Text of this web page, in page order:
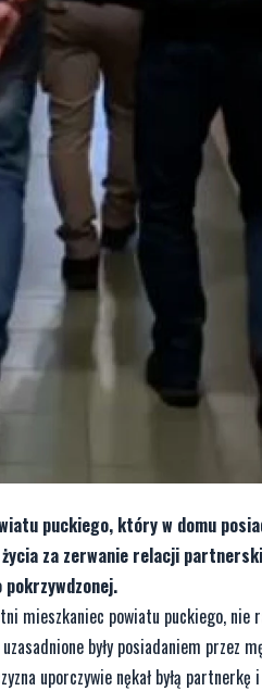
puckiego, który w domu
za zerwanie relacji
mieszkaniec powiatu puckiego, nie
były posiadaniem przez
uporczywie nękał byłą